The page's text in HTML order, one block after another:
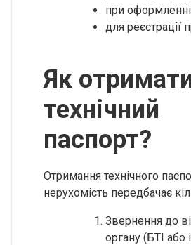
при
для реєстрації
Як
технічний
паспорт?
Отримання технічного
нерухомість передбачає
Звернення до
органу (БТІ або